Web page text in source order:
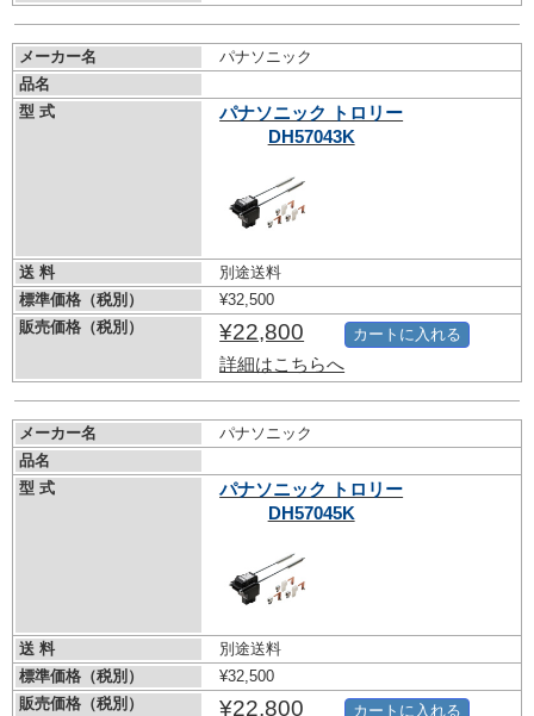
メーカー名
パナソニック
品名
型 式
パナソニック トロリー
DH57043K
送 料
別途送料
標準価格（税別）
¥32,500
販売価格（税別）
¥22,800
詳細はこちらへ
カートに入れる
メーカー名
パナソニック
品名
型 式
パナソニック トロリー
DH57045K
送 料
別途送料
標準価格（税別）
¥32,500
販売価格（税別）
¥22,800 カートに入れる